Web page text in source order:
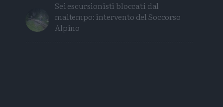
Sei escursionisti bloccati dal
maltempo: intervento del Soccorso
Alpino